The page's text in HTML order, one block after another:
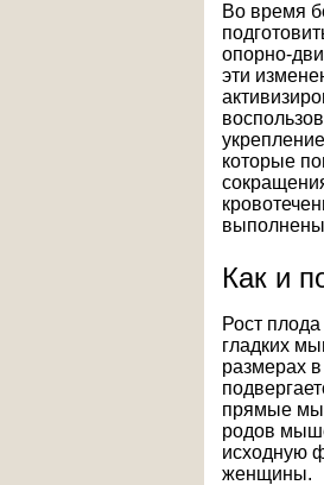
Во время
опорно-
эти
которые
выполнены
Как и
Рост
гладких
размерах
прямые
родов
исходную
женщины.